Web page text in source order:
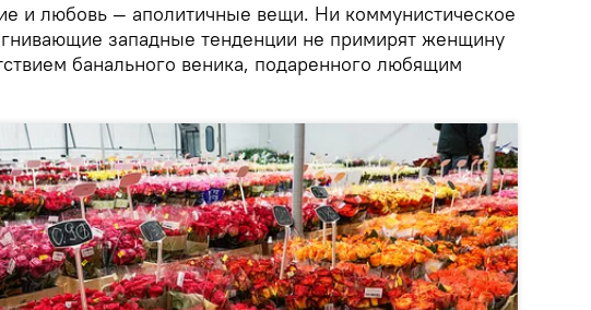
и любовь — аполитичные вещи. Ни коммунистическое
западные тенденции не примирят женщину
банального веника, подаренного любящим